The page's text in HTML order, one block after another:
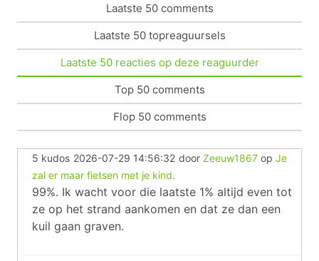
Laatste 50 comments
Laatste 50 topreaguursels
Laatste 50 reacties op deze reaguurder
Top 50 comments
Flop 50 comments
5 kudos 2026-07-29 14:56:32 door Zeeuw1867 op Je
zal er maar fietsen met je kind.
99%. Ik wacht voor die laatste 1% altijd even tot
ze op het strand aankomen en dat ze dan een
kuil gaan graven.